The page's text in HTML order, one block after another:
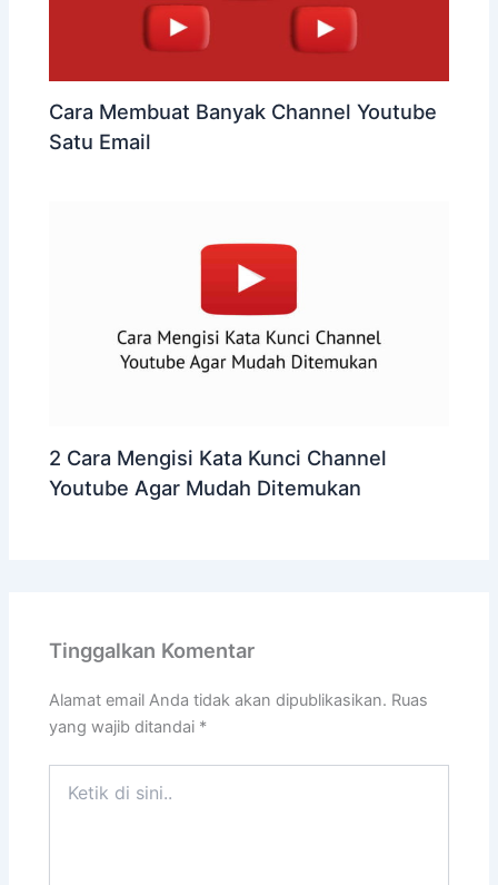
Cara Membuat Banyak Channel Youtube
Satu Email
2 Cara Mengisi Kata Kunci Channel
Youtube Agar Mudah Ditemukan
Tinggalkan Komentar
Alamat email Anda tidak akan dipublikasikan. Ruas
yang wajib ditandai *